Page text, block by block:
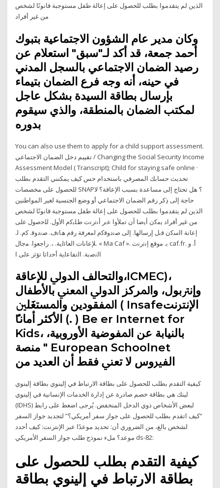
الذين لم يتقدموا بطلب للحصول على إعالة طفل مستوجبة قانونًا لشخص
من غير أفراد
وكان مدير عام الشؤون الاجتماعية بتبوك
أحمد جمعة، قد أكد لـ"سبق" استعلام عن
رصيد الضمان الاجتماعي بالسجل المدني
في حينه، أنه وجه فرع الضمان بتيماء
بإرسال بطاقة السيدة بشكل عاجل
لمكتب الضمان بالمنطقة، والذي سيقوم
بدوره
You can also use them to apply for a child support assessment.
تقييم دخل الضمان الاجتماعي / Changing the Social Security Income
Assessment Model ( Transcript); Child for staying safe online ·
تحديث حسابك المصرفي باستخدام حس كيف يمكنني التقدم بطلب
للحصول على مخصصات SNAP؟ هل تحتاج إلى مساعدة بسبب الإعاقة؟ لا
حاجة إلى ذِكر رقم الضمان الاجتماعي أو وضع الجنسية لغير المواطنين
الذين لم يتقدموا بطلب للحصول على إعالة طفل مستوجبة قانونًا لشخص
من غير أفراد ﻳﻣﻛﻥ ﺃﻳﺿﺎ ﺃﻥ ﺗﻣﻸﻭﺍ ﻋﺑﺭ ﺃﻧﺗﺭﻧﺕ ﻁﻠﺑﻛﻡ ﺍﻷﻭﻝ. ﻟﻠﺣﺻﻭﻝ ﻋﻠﻰ
ﺇﻋﺎﻧﺔ ﺍﻟﺳﻛﻥ ﻗﺑﻝ ﺇﺭﺳﺎﻟﻬﺎ. ﺇﻟﻰ ﺻﻧﺩﻭﻗﻛﻡ ﻟﻣﻌرﻓﺔ رﻗم ھﺎﺗف. ﺻﻧدوﻗ. ﮐم. ﻟ.
ﻺﻋﺎﻧﺎت اﻟﻌﺎﺋﻟﯾﺔ. ،. راﺟﻌوا. ﻣﺟﺎل. « Ma Caf ». ﺑ. ﻣوﻗﻊ إﻧﺗرﻧت caf.fr. أ. و
اﻟﻧﺻﺑﺔ. اﻟﺗﻔﺎﻋﻟﯾﺔ أﺣداﺛﺎ ﺗؤﺛر ﻋﻟﯽ ا
ﻭﺍﻟﺘﺤﺎﻟﻒ ﺍﻟﺪﻭﱄ ﻟﻺﻋﺎﻗﺔ،ICMEC)،
ﻭﺇﻧﱰﺑﻮﻝ، ﻭﺍﳌﺮﻛﺰ ﺍﻟﺪﻭﱄ ﺍﳌﻌﲏ ﺑﺎﻷﻃﻔﺎﻝ
ﺍﳌﻔﻘﻮﺩﻳﻦ ﻭﺍﳌﺴﺘﻐَﻠﲔ ( Insafeﺍﻹﻧﱰﻧﺖ
ﺍﻷﻛﺜﺮ ﺃﻣﺎﻧﴼ (. ) Be er Internet for
Kids، ﺑﺎﻟﻨﻴﺎﺑﺔ ﻋﻦ ﺍﳌﻔﻮﺿﻴﺔ ﺍﻷﻭﺭﻭﺑﻴﺔ،
ﻣﻨﺼﺔ " European Schoolnet
ﺍﻟﻔﲑﻭﺱ ﻻ ﺗﻌﲏ ﻓﻘﻂ ﺃﻥ ﺍﻟﻌﺪﻳﺪ ﻣﻦ
كيفية التقدم بطلب للحصول على بطاقة الارتباط في إلينوي بطاقة إلينوي
لينك هي بطاقة خصم صادرة عن إدارة الخدمات الإنسانية في إلينوي
(IDHS) لبعض الأشخاص ذوي الدخل المنخفض. يُرجى اضغط على رابط
“كيف اتقدم بطلب للحصول على جواز سفر أمريكي؟” لتجديد جواز السفر
لشخص بالغ، من الضروري أن: تحديد موعدًا عبر الإنترنت: كيف أحدد
موعد؟ ملء نموذج طلب جواز السفر الأمريكي ds-82:
كيفية التقدم بطلب للحصول على
بطاقة الارتباط في إلينوي بطاقة